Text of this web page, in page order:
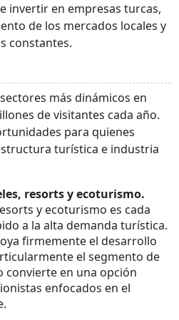
invertir en empresas turcas,
de los mercados locales y
constantes.
más dinámicos en
de visitantes cada año.
para quienes
turística e industria
resorts y ecoturismo.
y ecoturismo es cada
a la alta demanda turística.
firmemente el desarrollo
el segmento de
convierte en una opción
enfocados en el